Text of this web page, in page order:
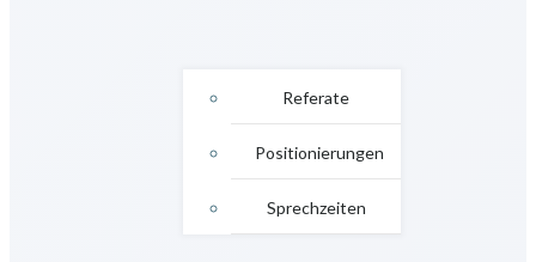
Referate
Positionierungen
Sprechzeiten